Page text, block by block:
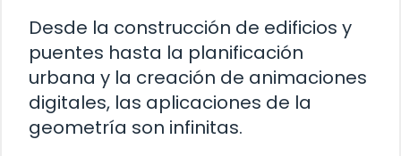
Desde la construcción de edificios y
puentes hasta la planificación
urbana y la creación de animaciones
digitales, las aplicaciones de la
geometría son infinitas.